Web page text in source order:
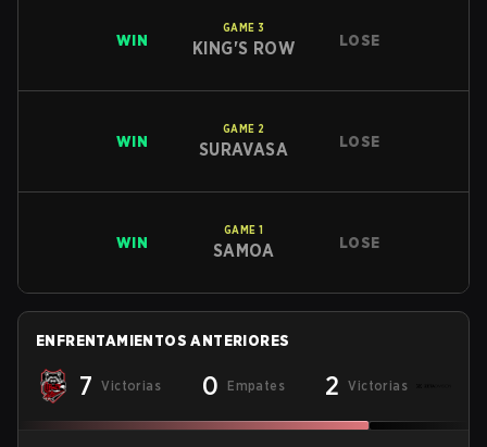
WIN
GAME 3
KING'S ROW LOSE
WIN
GAME 2
SURAVASA LOSE
WIN
GAME 1
SAMOA LOSE
ENFRENTAMIENTOS ANTERIORES
7 Victorias 0 Empates 2 Victorias